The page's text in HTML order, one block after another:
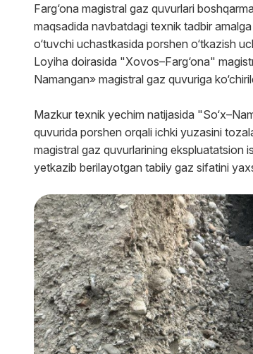
Farg‘ona magistral gaz quvurlari
maqsadida navbatdagi texnik tadbir
o‘tuvchi uchastkasida porshen o‘tkazish
Loyiha doirasida "Xovos–Farg‘ona"
Namangan» magistral gaz quvuriga
Mazkur texnik yechim natijasida
quvurida porshen orqali ichki yuzasini
magistral gaz quvurlarining ekspluatatsion
yetkazib berilayotgan tabiiy gaz sifatini